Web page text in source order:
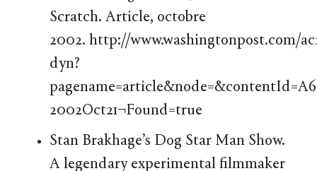
Scratch. Article, octobre
2002. http://www.washingtonpost.com/
dyn?
2002Oct21¬Found=true
Stan Brakhage’s Dog Star Man Show.
A legendary experimental filmmaker